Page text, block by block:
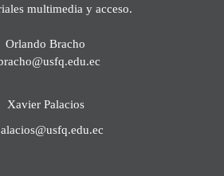
multimedia y acceso.
Orlando Bracho
Xavier Palacios